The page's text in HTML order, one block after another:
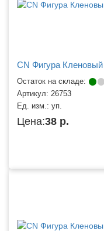
CN Фигура
Остаток на складе:
Артикул: 26753
Ед. изм.: уп.
Цена:38 р.